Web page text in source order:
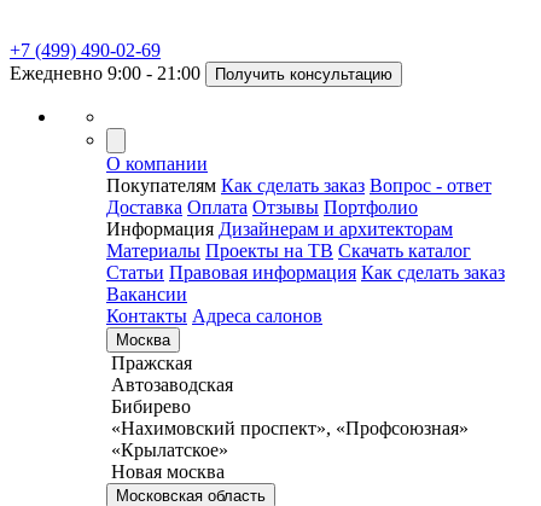
+7 (499) 490-02-69
Ежедневно 9:00 - 21:00
Получить консультацию
О компании
Покупателям Как сделать заказ Вопрос - ответ
Доставка Оплата Отзывы Портфолио
Информация Дизайнерам и архитекторам
Материалы Проекты на ТВ Скачать каталог
Статьи Правовая информация Как сделать заказ
Вакансии
Контакты Адреса салонов
Москва
Пражская
Автозаводская
Бибирево
«Нахимовский проспект», «Профсоюзная»
«Крылатское»
Новая москва
Московская область